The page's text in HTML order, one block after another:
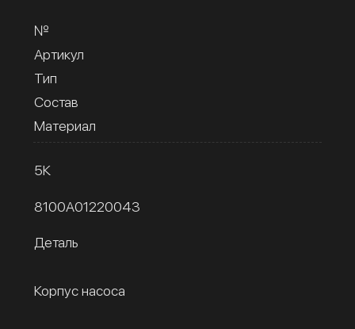
№
Артикул
Тип
Состав
Материал
5К
8100A01220043
Деталь
Корпус насоса